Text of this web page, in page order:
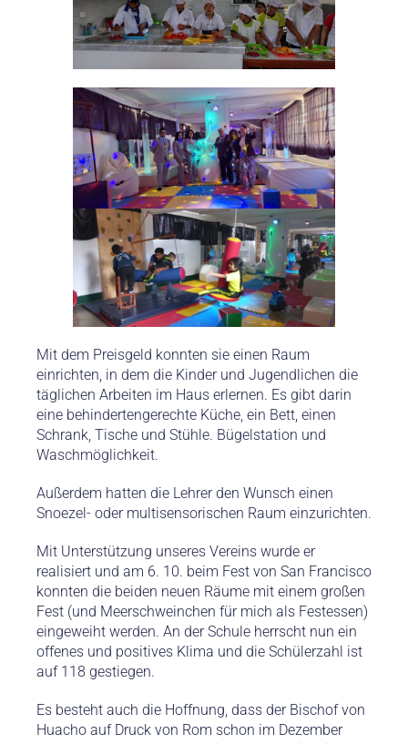
Mit dem Preisgeld konnten sie einen Raum
einrichten, in dem die Kinder und Jugendlichen die
täglichen Arbeiten im Haus erlernen. Es gibt darin
eine behindertengerechte Küche, ein Bett, einen
Schrank, Tische und Stühle. Bügelstation und
Waschmöglichkeit.
Außerdem hatten die Lehrer den Wunsch einen
Snoezel- oder multisensorischen Raum einzurichten.
Mit Unterstützung unseres Vereins wurde er
realisiert und am 6. 10. beim Fest von San Francisco
konnten die beiden neuen Räume mit einem großen
Fest (und Meerschweinchen für mich als Festessen)
eingeweiht werden. An der Schule herrscht nun ein
offenes und positives Klima und die Schülerzahl ist
auf 118 gestiegen.
Es besteht auch die Hoffnung, dass der Bischof von
Huacho auf Druck von Rom schon im Dezember